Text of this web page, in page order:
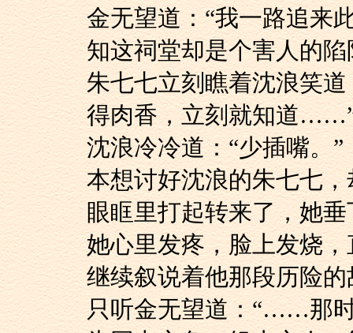
金无望道：“我一路追
知这祠堂却是个害人的
朱七七立刻瞧着沈浪
得肉香，立刻就知道
沈浪冷冷道：“少插嘴。”
本想讨好沈浪的朱七
眼眶里打起转来了，她
她心里发疼，脸上发
继续叙说着他那段历险
只听金无望道：“……